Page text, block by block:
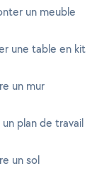
un meuble
une table en kit
un mur
un plan de travail
un sol